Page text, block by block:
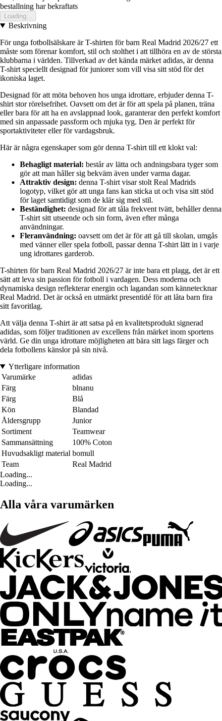
bestallning har bekraftats
Loading...
Beskrivning
För unga fotbollsälskare är T-shirten för barn Real Madrid 2026/27 ett
måste som förenar komfort, stil och stolthet i att tillhöra en av de största
klubbarna i världen. Tillverkad av det kända märket adidas, är denna
T-shirt speciellt designad för juniorer som vill visa sitt stöd för det
ikoniska laget.
Designad för att möta behoven hos unga idrottare, erbjuder denna T-
shirt stor rörelsefrihet. Oavsett om det är för att spela på planen, träna
eller bara för att ha en avslappnad look, garanterar den perfekt komfort
med sin anpassade passform och mjuka tyg. Den är perfekt för
sportaktiviteter eller för vardagsbruk.
Här är några egenskaper som gör denna T-shirt till ett klokt val:
Behagligt material: består av lätta och andningsbara tyger som
gör att man håller sig bekväm även under varma dagar.
Attraktiv design: denna T-shirt visar stolt Real Madrids
logotyp, vilket gör att unga fans kan sticka ut och visa sitt stöd
för laget samtidigt som de klär sig med stil.
Beständighet: designad för att tåla frekvent tvätt, behåller denna
T-shirt sitt utseende och sin form, även efter många
användningar.
Fleranvändning: oavsett om det är för att gå till skolan, umgås
med vänner eller spela fotboll, passar denna T-shirt lätt in i varje
ung idrottares garderob.
T-shirten för barn Real Madrid 2026/27 är inte bara ett plagg, det är ett
sätt att leva sin passion för fotboll i vardagen. Dess moderna och
dynamiska design reflekterar energin och lagandan som kännetecknar
Real Madrid. Det är också en utmärkt presentidé för att låta barn fira
sitt favoritlag.
Att välja denna T-shirt är att satsa på en kvalitetsprodukt signerad
adidas, som följer traditionen av excellens från märket inom sportens
värld. Ge din unga idrottare möjligheten att bära sitt lags färger och
dela fotbollens känslor på sin nivå.
Ytterligare information
Varumärke
adidas
Färg
blnanu
Färg
Blå
Kön
Blandad
Åldersgrupp
Junior
Sortiment
Teamwear
Sammansättning
100% Coton
Huvudsakligt material bomull
Team
Real Madrid
Loading...
Loading...
Alla våra varumärken